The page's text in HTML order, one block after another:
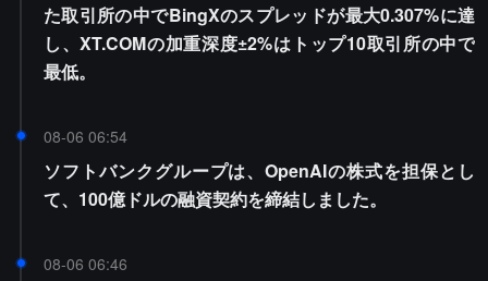
た取引所の中でBingXのスプレッドが最大0.307%に達
し、XT.COMの加重深度±2%はトップ10取引所の中で
最低。
08-06 06:54
ソフトバンクグループは、OpenAIの株式を担保とし
て、100億ドルの融資契約を締結しました。
08-06 06:46